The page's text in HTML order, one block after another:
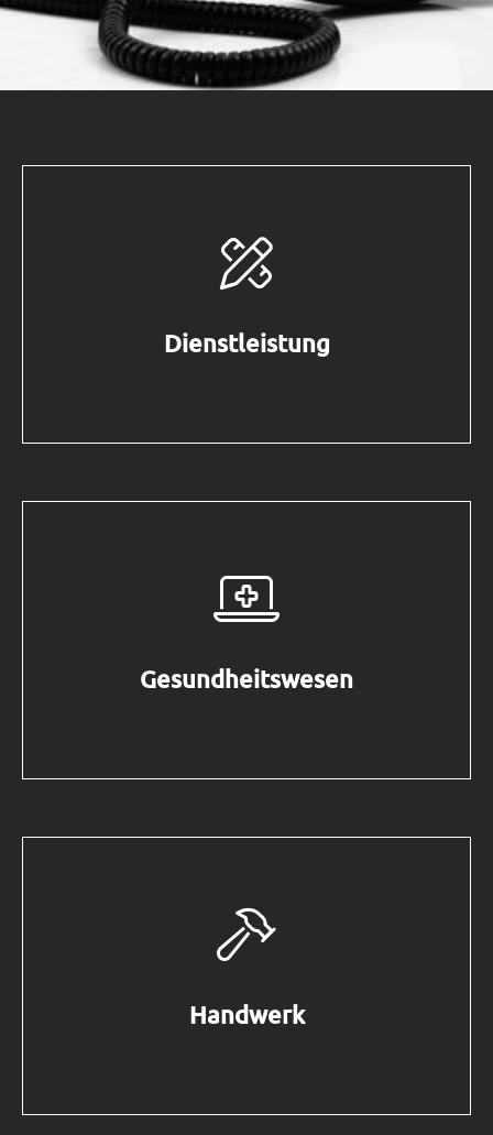
Dienstleistung
Gesundheitswesen
Handwerk